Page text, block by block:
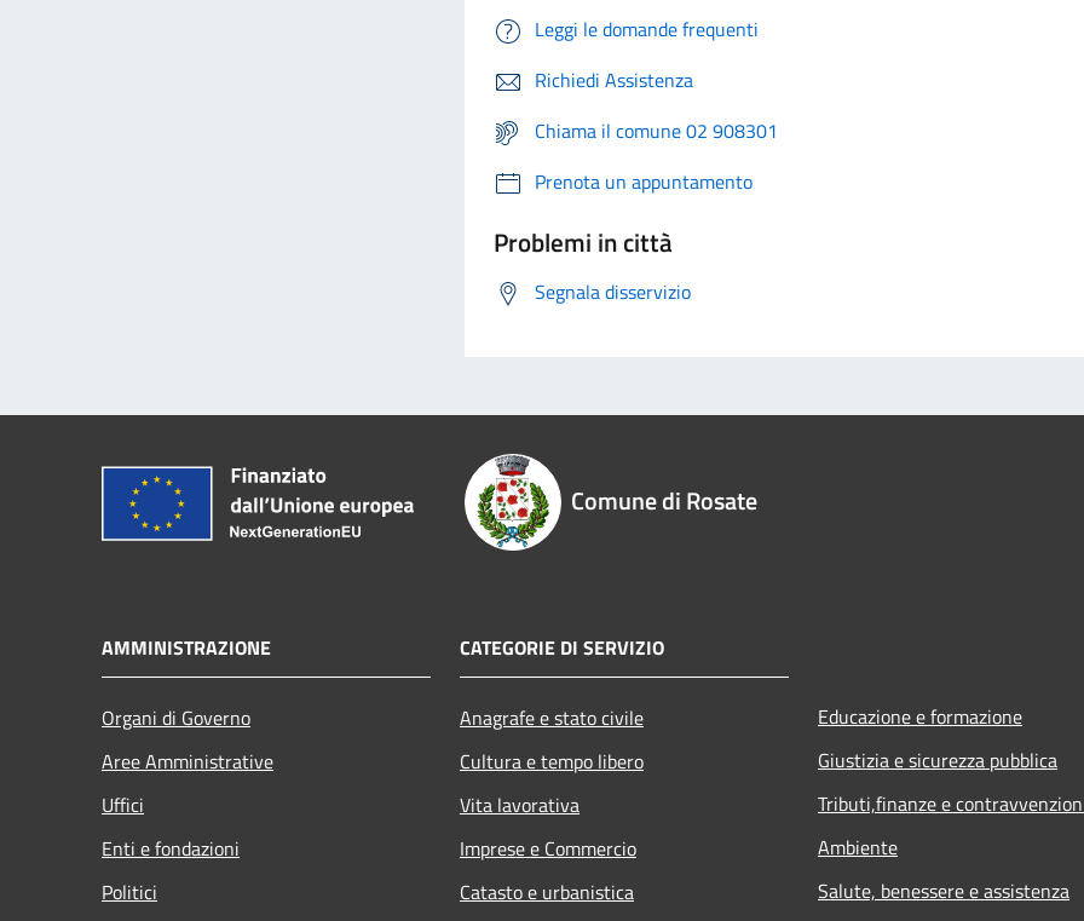
Leggi le domande frequenti
Richiedi Assistenza
Chiama il comune 02 908301
Prenota un appuntamento
Problemi in città
Segnala disservizio
Comune di Rosate
AMMINISTRAZIONE
Organi di Governo
Aree Amministrative
Uffici
Enti e fondazioni
Politici
CATEGORIE DI SERVIZIO
Anagrafe e stato civile
Cultura e tempo libero
Vita lavorativa
Imprese e Commercio
Catasto e urbanistica
Educazione e formazione
Giustizia e sicurezza pubblica
Tributi,finanze e
Ambiente
Salute, benessere e assistenza